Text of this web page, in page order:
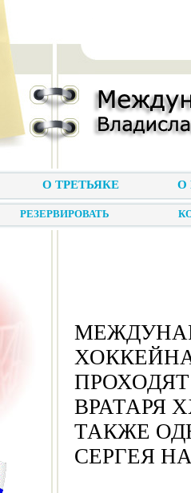
О ТРЕТЬЯКЕ О
РЕЗЕРВИРОВАТЬ
ВРАТАРЯ
ТАКЖЕ
СЕРГЕЯ